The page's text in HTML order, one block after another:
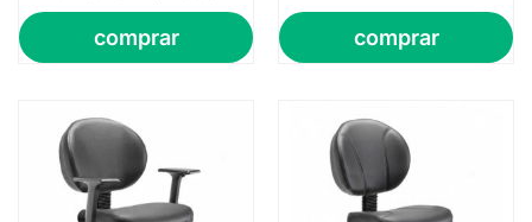
comprar comprar